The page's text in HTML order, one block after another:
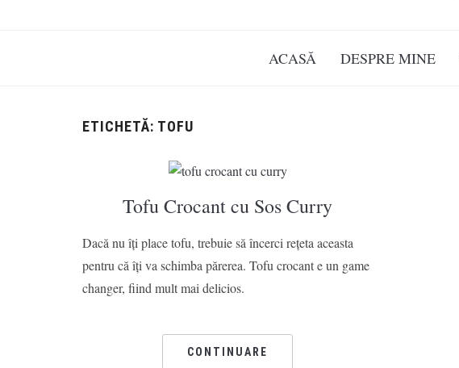
ACASĂ DESPRE MINE
ETICHETĂ: TOFU
Tofu Crocant cu Sos Curry
Dacă nu îți place tofu, trebuie să încerci rețeta aceasta
pentru că îți va schimba părerea. Tofu crocant e un game
changer, fiind mult mai delicios.
CONTINUARE